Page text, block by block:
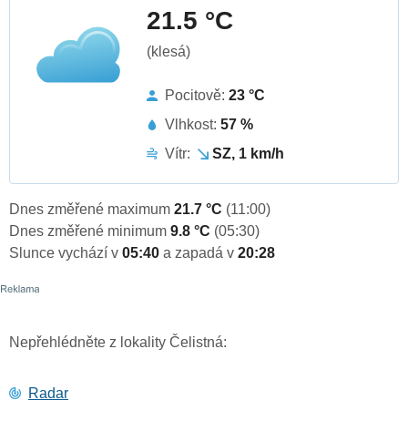
21.5 °C
(klesá)
Pocitově: 23 °C
Vlhkost: 57 %
Vítr:
SZ, 1 km/h
Dnes změřené maximum 21.7 °C (11:00)
Dnes změřené minimum 9.8 °C (05:30)
Slunce vychází v 05:40 a zapadá v 20:28
Nepřehlédněte z lokality Čelistná:
Radar